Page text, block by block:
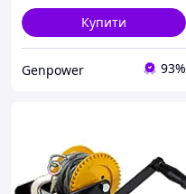
Купити
Genpower 93%